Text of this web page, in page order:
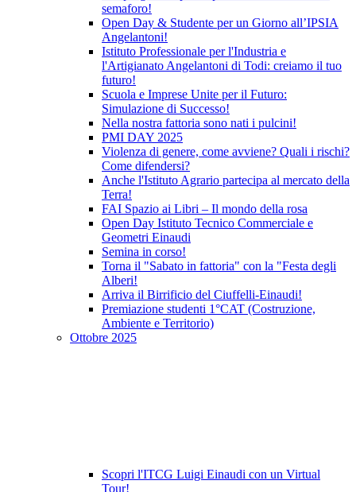
semaforo!
Open Day & Studente per un Giorno all’IPSIA
Angelantoni!
Istituto Professionale per l'Industria e
l'Artigianato Angelantoni di Todi: creiamo il tuo
futuro!
Scuola e Imprese Unite per il Futuro:
Simulazione di Successo!
Nella nostra fattoria sono nati i pulcini!
PMI DAY 2025
Violenza di genere, come avviene? Quali i rischi?
Come difendersi?
Anche l'Istituto Agrario partecipa al mercato della
Terra!
FAI Spazio ai Libri – Il mondo della rosa
Open Day Istituto Tecnico Commerciale e
Geometri Einaudi
Semina in corso!
Torna il "Sabato in fattoria" con la "Festa degli
Alberi!
Arriva il Birrificio del Ciuffelli-Einaudi!
Premiazione studenti 1°CAT (Costruzione,
Ambiente e Territorio)
Ottobre 2025
Scopri l'ITCG Luigi Einaudi con un Virtual
Tour!